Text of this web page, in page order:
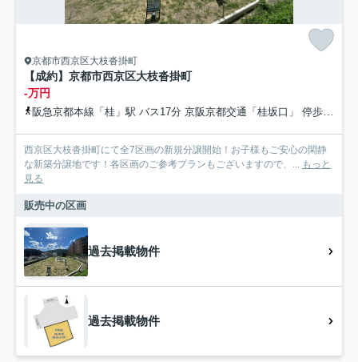
京都市西京区大枝沓掛町
【成約】京都市西京区大枝沓掛町
-万円
阪急京都本線「桂」駅 バス17分 京阪京都交通「桂坂口」 停歩2分
西京区大枝沓掛町にて全7区画の新規分譲開始！お子様もご安心の閑静
な新築分譲地です！各区画のご参考プランもございますので、... もっと
見る
販売中の区画
過去掲載物件
過去掲載物件